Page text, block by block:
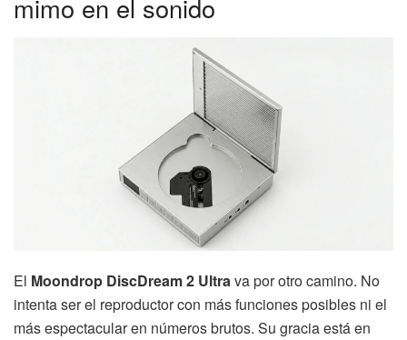
mimo en el sonido
El Moondrop DiscDream 2 Ultrava por otro camino. No
intenta ser el reproductor con más funciones posibles ni el
más espectacular en números brutos. Su gracia está en